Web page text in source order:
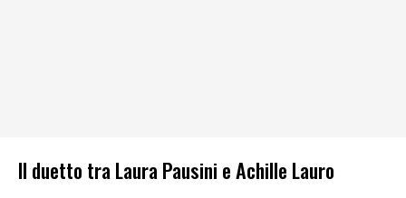
Il duetto tra Laura Pausini e Achille Lauro